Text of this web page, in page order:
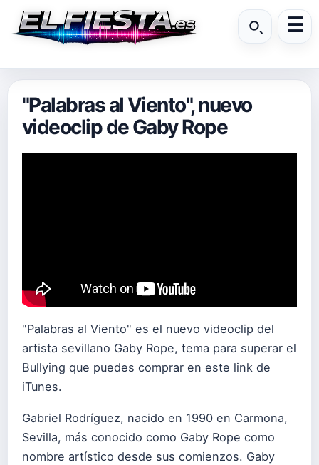
"Palabras al Viento", nuevo
videoclip de Gaby Rope
"Palabras al Viento" es el nuevo videoclip del
artista sevillano Gaby Rope, tema para superar el
Bullying que puedes comprar en este link de
iTunes.
Gabriel Rodríguez, nacido en 1990 en Carmona,
Sevilla, más conocido como Gaby Rope como
nombre artístico desde sus comienzos. Gaby